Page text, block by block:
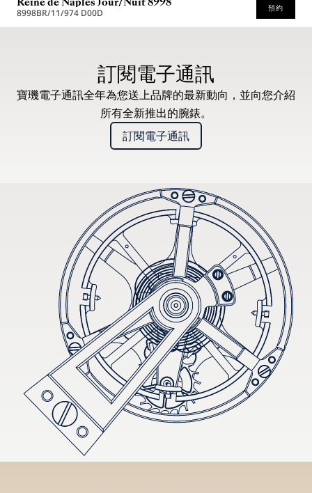
8998BR/11/974 D00D 預約
訂閱電子通訊
寶璣電子通訊全年為您送上品牌的最新動向，並向您介紹
所有全新推出的腕錶。
訂閱電子通訊